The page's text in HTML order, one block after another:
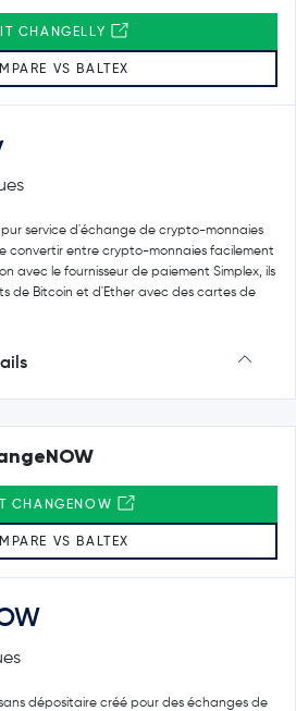
service d'échange de crypto-monnaies
convertir entre crypto-monnaies facilement
avec le fournisseur de paiement Simplex, ils
de Bitcoin et d'Ether avec des cartes de
CHANGELLY
VS BALTEX
dépositaire créé pour des échanges de
CHANGENOW
VS BALTEX